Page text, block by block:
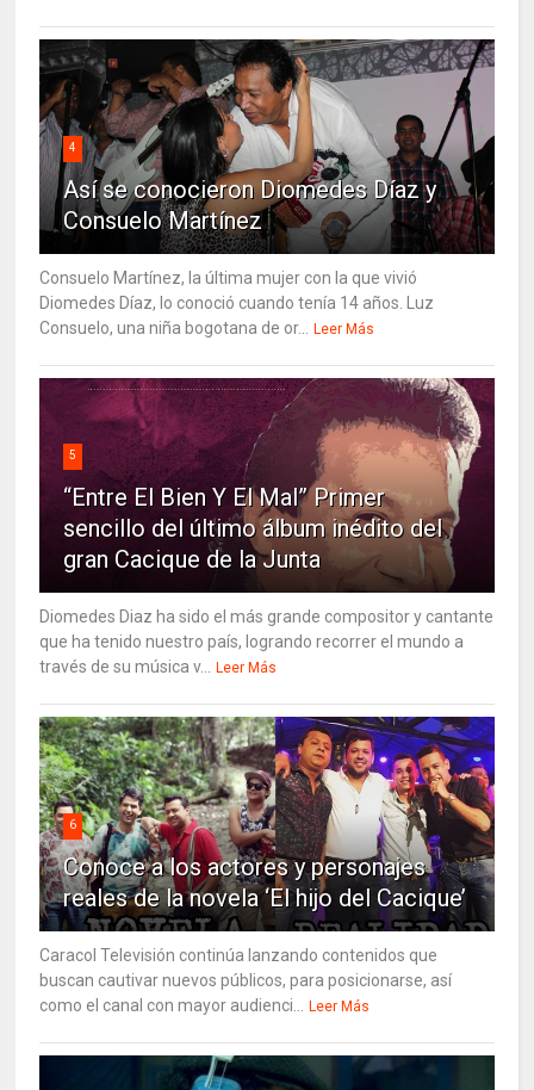
4
Así se conocieron Diomedes Díaz y
Consuelo Martínez
Consuelo Martínez, la última mujer con la que vivió
Diomedes Díaz, lo conoció cuando tenía 14 años. Luz
Consuelo, una niña bogotana de or...
Leer Más
5
“Entre El Bien Y El Mal” Primer
sencillo del último álbum inédito del
gran Cacique de la Junta
Diomedes Diaz ha sido el más grande compositor y cantante
que ha tenido nuestro país, logrando recorrer el mundo a
través de su música v...
Leer Más
6
Conoce a los actores y personajes
reales de la novela ‘El hijo del Cacique’
Caracol Televisión continúa lanzando contenidos que
buscan cautivar nuevos públicos, para posicionarse, así
como el canal con mayor audienci...
Leer Más